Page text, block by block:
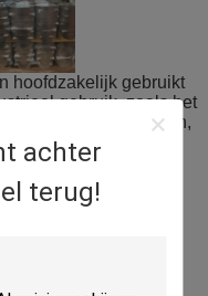
achter
terug!
hoofdzakelijk gebruikt
gebruik, zoals het
de medische buizen,
geval en het